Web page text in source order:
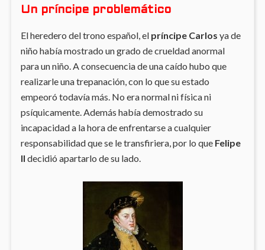
Un príncipe problemático
El heredero del trono español, el príncipe Carlos ya de
niño había mostrado un grado de crueldad anormal
para un niño. A consecuencia de una caído hubo que
realizarle una trepanación, con lo que su estado
empeoró todavía más. No era normal ni física ni
psíquicamente. Además había demostrado su
incapacidad a la hora de enfrentarse a cualquier
responsabilidad que se le transfiriera, por lo queFelipe
II decidió apartarlo de su lado.